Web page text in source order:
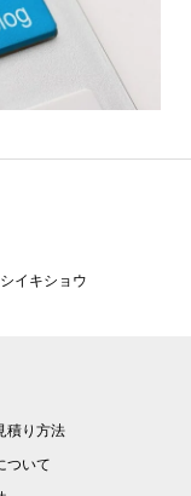
イキショウ
積り方法
ついて